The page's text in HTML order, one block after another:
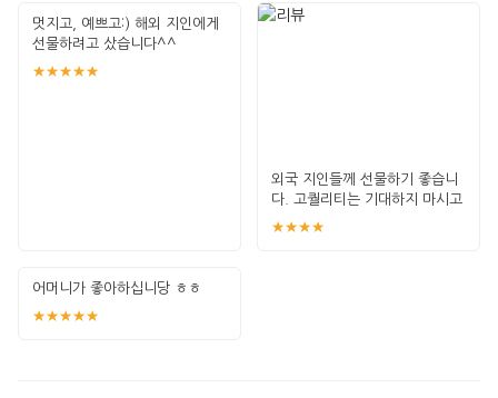
멋지고, 예쁘고:) 해외 지인에게
선물하려고 샀습니다^^
★★★★★
외국 지인들께 선물하기 좋습니
다. 고퀄리티는 기대하지 마시고
가벼운 선
★★★★
어머니가 좋아하십니당 ㅎㅎ
★★★★★